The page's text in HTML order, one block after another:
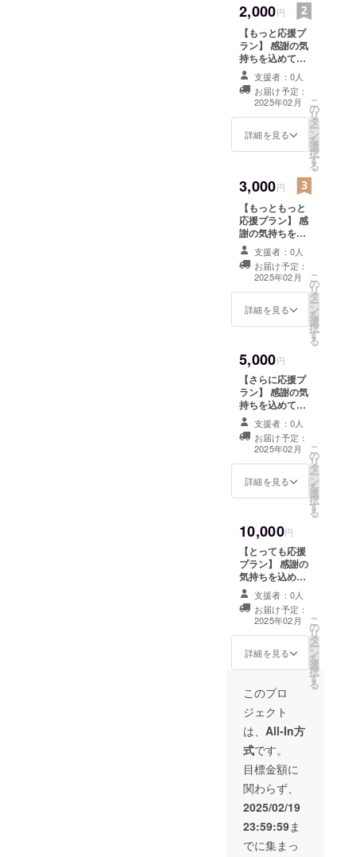
掲載不可の方は
掲載不要とご記
入ください。
「このリターン
は2000円と
3000円・5000
円・10000円の
リターンと同じ
2,000円
【もっと応援プ
ラン】 感謝の気
持ちを込めて、
お礼のメッセー
ジをお送りしま
す。HPにご支援
者としてお名前
を掲載させてい
ただきます。備
考欄にHPに掲載
さい。掲載不可
の方は掲載不要
とご記入くださ
い。「このリ
ターンは1000円
と3000円、
5000円、10000
円のリターンと
支援者：0人
お届け予定：
2025年02月
詳細を見る
こ
の
リ
タ
ー
ン
を
選
択
す
る
3,000円
【もっともっと
応援プラン】 感
謝の気持ちを込
めて、お礼の
メッセージをお
送りします。HP
にご支援者とし
てお名前を掲載
させていただき
HPに掲載をご希
記入ください。
掲載不可の方は
掲載不要とご記
入ください。
「このリターン
は1000円と
2000円、5000
円、10000円の
リターンと同じ
内容になります
支援者：0人
お届け予定：
2025年02月
詳細を見る
こ
の
リ
タ
ー
ン
を
選
択
す
る
5,000円
【さらに応援プ
ラン】 感謝の気
持ちを込めて、
お礼のメッセー
ジをお送りしま
す。HPにご支援
者としてお名前
を掲載させてい
ただきます。備
考欄にHPに掲載
さい。掲載不可
の方は掲載不要
とご記入くださ
い。「このリ
ターンは1000円
と2000円m、
3000円、1000
０のリターンと
同じ内容になり
ます。」
支援者：0人
お届け予定：
2025年02月
詳細を見る
こ
の
リ
タ
ー
ン
を
選
択
す
る
10,000円
【とっても応援
プラン】 感謝の
気持ちを込め
て、お礼のメッ
セージをお送り
します。HPにご
支援者としてお
名前を掲載させ
ていただきま
す。備考欄にHP
のお名前をご記
載不可の方は掲
載不要とご記入
ください。「こ
のリターンは
1000円と2000
円、3000円、
5000円のリター
ンと同じ内容に
支援者：0人
お届け予定：
2025年02月
詳細を見る
こ
の
リ
タ
ー
ン
を
選
択
す
る
このプロ
ジェクト
は、 All-In方
式です。
目標金額に
関わらず、
2025/02/19
23:59:59ま
でに集まっ